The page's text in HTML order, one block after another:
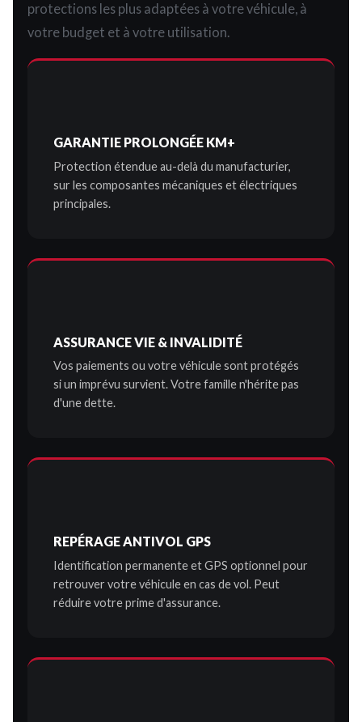
protections les plus adaptées à votre véhicule, à
votre budget et à votre utilisation.
GARANTIE PROLONGÉE KM+
Protection étendue au-delà du manufacturier,
sur les composantes mécaniques et électriques
principales.
ASSURANCE VIE & INVALIDITÉ
Vos paiements ou votre véhicule sont protégés
si un imprévu survient. Votre famille n'hérite pas
d'une dette.
REPÉRAGE ANTIVOL GPS
Identification permanente et GPS optionnel pour
retrouver votre véhicule en cas de vol. Peut
réduire votre prime d'assurance.